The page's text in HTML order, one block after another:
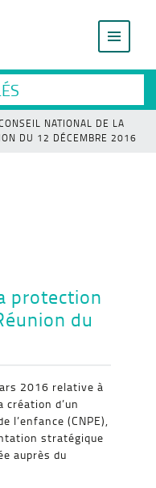
NATIONAL DE LA
DU 12 DÉCEMBRE 2016
protection
du
2016 relative à
d’un
l’enfance (CNPE),
stratégique
auprès du